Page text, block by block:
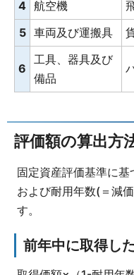
4 航空機
5 車両及び運搬具
6
工具、器具及び
備品
評価額の算出方
固定資産評価基準に
および耐用年数(＝減
す。
前年中に取得し